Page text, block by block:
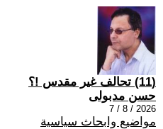
(11) تحالف غير مقدس !؟
حسن مدبولى
2026 / 8 / 7
مواضيع وابحاث سياسية